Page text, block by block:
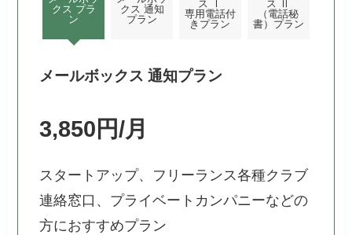
クス プラ
ン
クス 通知
プラン
ス Ⅰ
専用電話付
きプラン
ス Ⅱ
（電話秘
書）プラン
メールボックス 通知プラン
3,850円/月
スタートアップ、フリーランス各種クラブ
連絡窓口、プライベートカンパニーなどの
方におすすめプラン